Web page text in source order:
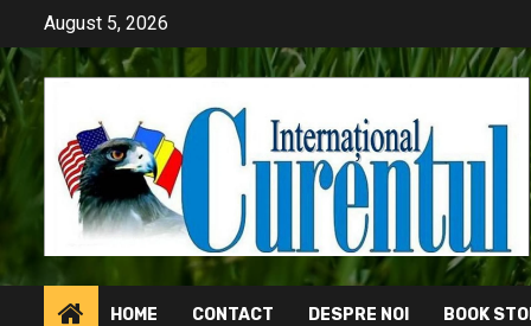
content
August 5, 2026
HOME CONTACT DESPRE NOI BOOK